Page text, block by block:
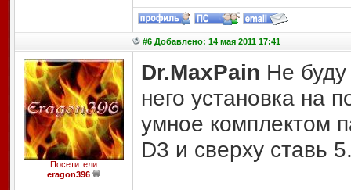
#6 Добавлено: 14 мая 2011 17:41
Посетители
eragon396
--
Dr.MaxPain Не
него установка на
умное комплектом
D3 и сверху ставь